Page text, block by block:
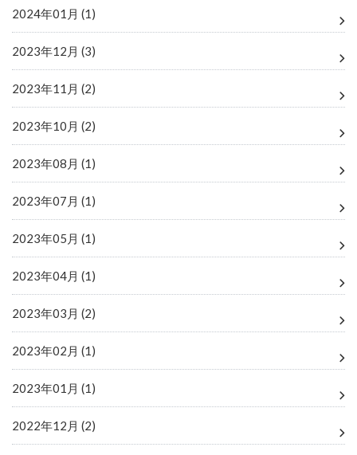
2024年01月 (1)
2023年12月 (3)
2023年11月 (2)
2023年10月 (2)
2023年08月 (1)
2023年07月 (1)
2023年05月 (1)
2023年04月 (1)
2023年03月 (2)
2023年02月 (1)
2023年01月 (1)
2022年12月 (2)